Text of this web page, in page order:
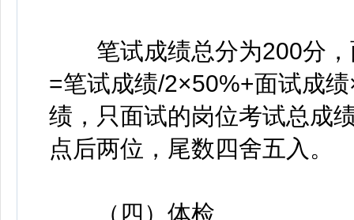
笔试成绩总分为200分，
=笔试成绩/2×50%+面试成
绩，只面试的岗位考试总成
点后两位，尾数四舍五入。
（四）体检